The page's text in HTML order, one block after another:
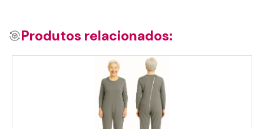
Produtos relacionados: